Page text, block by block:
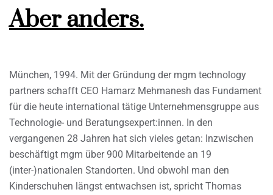
Aber anders.
München, 1994. Mit der Gründung der mgm technology
partners schafft CEO Hamarz Mehmanesh das Fundament
für die heute international tätige Unternehmensgruppe aus
Technologie- und Beratungsexpert:innen. In den
vergangenen 28 Jahren hat sich vieles getan: Inzwischen
beschäftigt mgm über 900 Mitarbeitende an 19
(inter-)nationalen Standorten. Und obwohl man den
Kinderschuhen längst entwachsen ist, spricht Thomas